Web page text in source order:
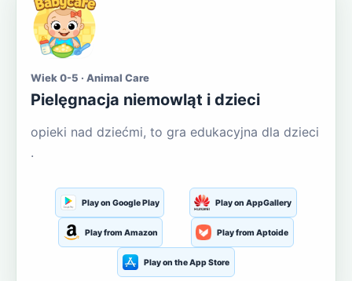
Wiek 0-5 · Animal Care
Pielęgnacja niemowląt i dzieci
opieki nad dziećmi, to gra edukacyjna dla dzieci
.
Play on Google Play Play on AppGallery
Play from Amazon Play from Aptoide
Play on the App Store